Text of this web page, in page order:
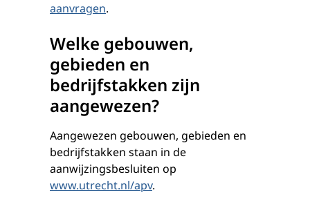
aanvragen.
Welke gebouwen,
gebieden en
bedrijfstakken zijn
aangewezen?
Aangewezen gebouwen, gebieden en
bedrijfstakken staan in de
aanwijzingsbesluiten op
www.utrecht.nl/apv.